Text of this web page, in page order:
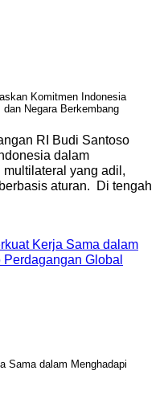
Komitmen Indonesia
Negara Berkembang
RI Budi Santoso
dalam
yang adil,
aturan. Di tengah
Sama dalam Menghadapi